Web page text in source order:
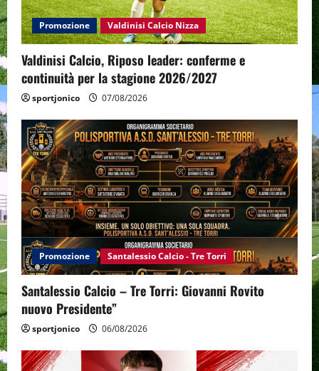
Promozione Valdinisi Calcio Nizza
Valdinisi Calcio, Riposo leader: conferme e
continuità per la stagione 2026/2027
sportjonico 07/08/2026
Promozione Santalessio Calcio - Tre Torri
Santalessio Calcio – Tre Torri: Giovanni Rovito
nuovo Presidente”
sportjonico 06/08/2026